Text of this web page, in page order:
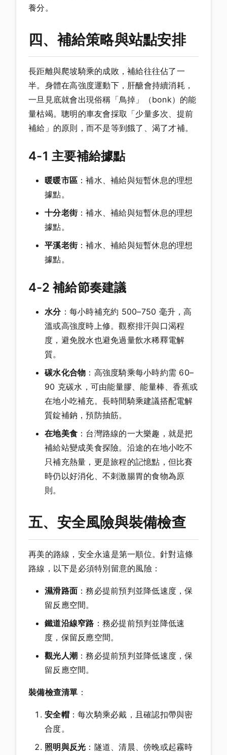
養分。
四、補給策略與站點安排
長距離與爬坡騎乘的成敗，補給往往佔了一
半。身體在高強度運動下，肝醣會持續消耗，
一旦見底就會出現俗稱「鳥掉」（bonk）的能
量枯竭。聰明的車友會採取「少量多次、提前
補給」的原則，而不是等到餓了、渴了才補。
4-1 主要補給據點
暖暖市區 ：補水、補給與短暫休息的理想
據點。
十分老街：補水、補給與短暫休息的理想
據點。
平溪老街：補水、補給與短暫休息的理想
據點。
4-2 補給節奏建議
水分：每小時補充約 500–750 毫升，高
溫或高強度時上修。觀察排汗與口渴程
度，避免脫水也避免過量飲水稀釋電解
質。
碳水化合物 ：高強度騎乘每小時約需 60–
90 克碳水，可由能量膠、能量棒、香蕉或
在地小吃補充。長時間騎乘建議搭配電解
質錠補鈉，預防抽筋。
在地美食 ：台灣路線的一大樂趣，就是把
補給站變成美食探險。沿途的在地小吃不
只補充熱量，更是旅程的記憶點，但比賽
時仍以好消化、不刺激腸胃的食物為原
則。
五、安全風險與裝備檢查
再美的路線，安全永遠是第一順位。針對這條
路線，以下是必須特別留意的風險：
濕滑路面 ：務必提前預判並降低速度，保
留反應空間。
鐵道沿線窄路 ：務必提前預判並降低速
度，保留反應空間。
觀光人潮 ：務必提前預判並降低速度，保
留反應空間。
裝備檢查清單 ：
安全帽：每次騎乘必戴，且確認扣帶與密
合度。
照明與反光 ：隧道、清晨、傍晚或起霧時